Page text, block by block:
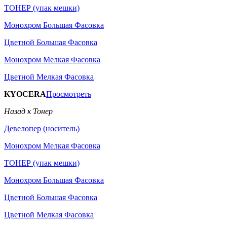
ТОНЕР (упак мешки)
Монохром Большая Фасовка
Цветной Большая Фасовка
Монохром Мелкая Фасовка
Цветной Мелкая Фасовка
KYOCERAПросмотреть
Назад к Тонер
Девелопер (носитель)
Монохром Мелкая Фасовка
ТОНЕР (упак мешки)
Монохром Большая Фасовка
Цветной Большая Фасовка
Цветной Мелкая Фасовка